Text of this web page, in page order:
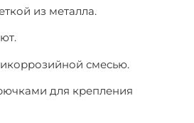
из металла.
смесью.
для крепления